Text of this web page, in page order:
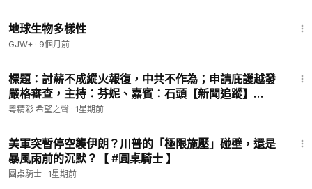
地球生物多樣性
GJW+ · 9個月前
標題：討薪不成縱火報復，中共不作為；申請庇護越發
嚴格審查，主持：芬妮、嘉賓：石頭【新聞追蹤】
20260729
粵精彩 希望之聲 · 1星期前
美軍突暫停空襲伊朗？川普的「極限施壓」碰壁，還是
暴風雨前的沉默？【 #圓桌騎士 】
圓桌騎士 · 1星期前